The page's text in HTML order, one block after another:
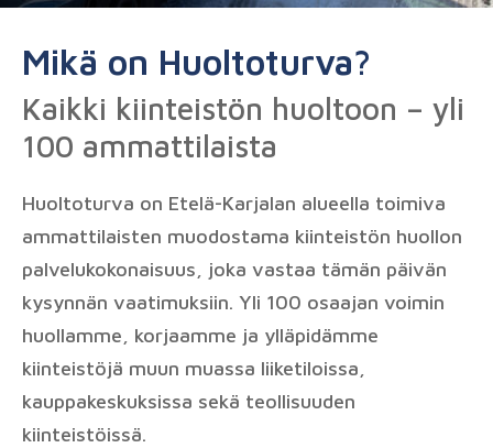
Mikä on Huoltoturva?
Kaikki kiinteistön huoltoon – yli
100 ammattilaista
Huoltoturva on Etelä-Karjalan alueella toimiva
ammattilaisten muodostama kiinteistön huollon
palvelukokonaisuus, joka vastaa tämän päivän
kysynnän vaatimuksiin. Yli 100 osaajan voimin
huollamme, korjaamme ja ylläpidämme
kiinteistöjä muun muassa liiketiloissa,
kauppakeskuksissa sekä teollisuuden
kiinteistöissä.